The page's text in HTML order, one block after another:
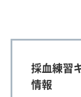
採血練習
情報